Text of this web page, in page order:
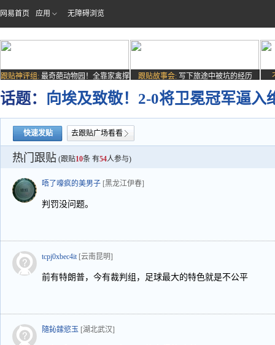
网易首页 应用 无障碍浏览
跟贴神评组: 最奇葩动物园！全靠家禽撑
场子
跟贴故事会: 写下旅途中被坑的经历
话题： 向埃及致敬！2-0将卫冕冠军逼
快速发贴 去跟贴广场看看
热门跟贴 (跟贴10条 有54人参与)
唔了嚎疯的美男子 [黑龙江伊春]
判罚没问题。
tcpj0xbec4it [云南昆明]
前有特朗普，今有裁判组，足球最大的特色就是不公平
隨鈊鎍慾玉 [湖北武汉]